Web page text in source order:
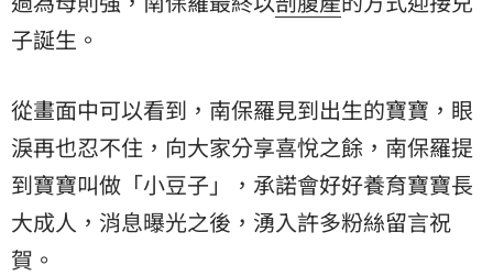
子誕生。
從畫面中可以看到，南保羅見到出生的寶寶，眼
淚再也忍不住，向大家分享喜悅之餘，南保羅提
到寶寶叫做「小豆子」，承諾會好好養育寶寶長
大成人，消息曝光之後，湧入許多粉絲留言祝
賀。